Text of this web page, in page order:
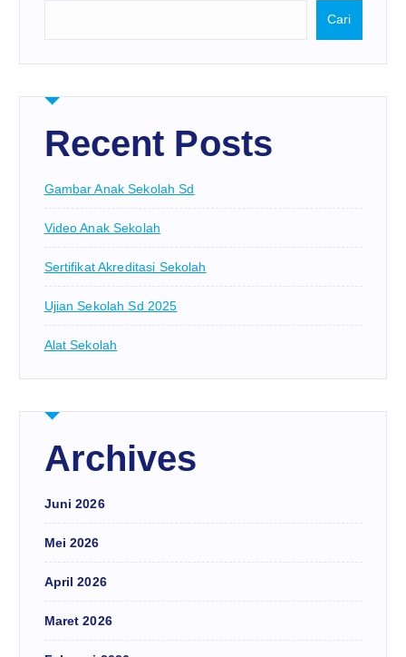
Cari
Recent Posts
Gambar Anak Sekolah Sd
Video Anak Sekolah
Sertifikat Akreditasi Sekolah
Ujian Sekolah Sd 2025
Alat Sekolah
Archives
Juni 2026
Mei 2026
April 2026
Maret 2026